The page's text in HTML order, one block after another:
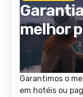
melhor
Garantimos o
em hotéis ou